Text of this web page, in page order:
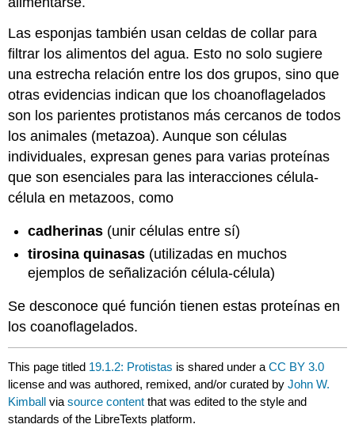
Las esponjas también usan celdas de collar para
filtrar los alimentos del agua. Esto no solo sugiere
una estrecha relación entre los dos grupos, sino que
otras evidencias indican que los choanoflagelados
son los parientes protistanos más cercanos de todos
los animales (metazoa). Aunque son células
individuales, expresan genes para varias proteínas
que son esenciales para las interacciones célula-
célula en metazoos, como
cadherinas (unir células entre sí)
tirosina quinasas (utilizadas en muchos
ejemplos de señalización célula-célula)
Se desconoce qué función tienen estas proteínas en
los coanoflagelados.
This page titled 19.1.2: Protistas is shared under aCC BY 3.0
license and was authored, remixed, and/or curated byJohn W.
Kimball viasource content that was edited to the style and
standards of the LibreTexts platform.